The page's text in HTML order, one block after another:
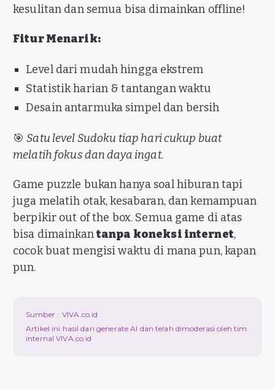
kesulitan dan semua bisa dimainkan offline!
Fitur Menarik:
Level dari mudah hingga ekstrem
Statistik harian & tantangan waktu
Desain antarmuka simpel dan bersih
🎯Satu level Sudoku tiap hari cukup buat
melatih fokus dan daya ingat.
Game puzzle bukan hanya soal hiburan tapi
juga melatih otak, kesabaran, dan kemampuan
berpikir out of the box. Semua game di atas
bisa dimainkantanpa koneksi internet,
cocok buat mengisi waktu di mana pun, kapan
pun.
Sumber : VIVA.co.id
Artikel ini hasil dari generate AI dan telah dimoderasi oleh tim
internal VIVA.co.id